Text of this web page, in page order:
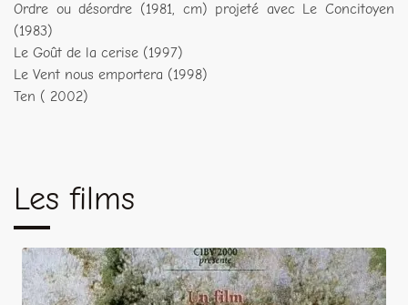
Ordre ou désordre (1981, cm) projeté avec Le Concitoyen
(1983)
Le Goût de la cerise (1997)
Le Vent nous emportera (1998)
Ten ( 2002)
Les films